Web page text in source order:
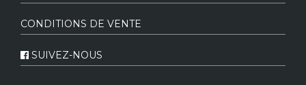
CONDITIONS DE VENTE
SUIVEZ-NOUS